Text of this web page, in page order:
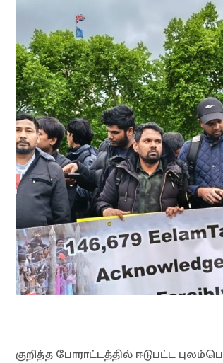
குறித்த போராட்டத்தில் ஈடுபட்ட